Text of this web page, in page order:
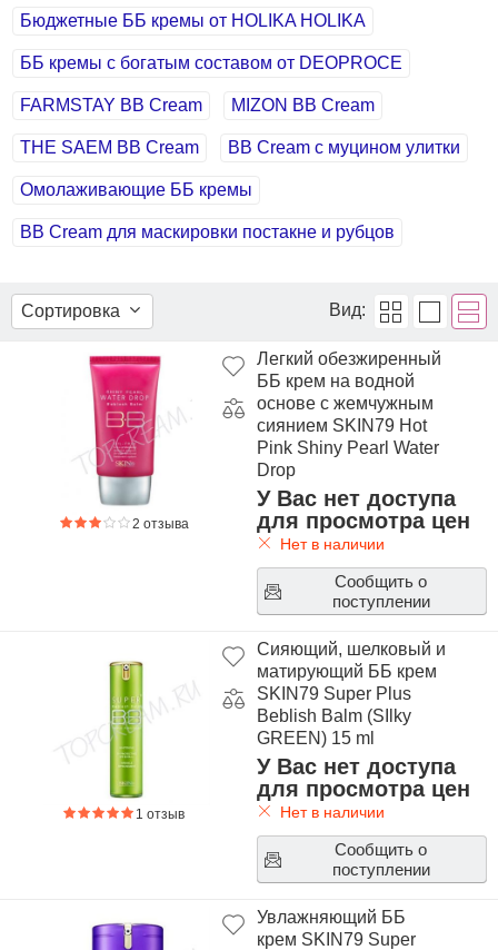
Бюджетные ББ кремы от HOLIKA HOLIKA
ББ кремы с богатым составом от DEOPROCE
FARMSTAY BB Cream MIZON BB Cream
THE SAEM BB Cream BB Cream с муцином улитки
Омолаживающие ББ кремы
BB Cream для маскировки постакне и рубцов
Сортировка Вид:
2 отзыва
Легкий обезжиренный
ББ крем на водной
основе с жемчужным
сиянием SKIN79 Hot
Pink Shiny Pearl Water
Drop
У Вас нет доступа
для просмотра цен
Нет в наличии
Сообщить о
поступлении
1 отзыв
Сияющий, шелковый и
матирующий ББ крем
SKIN79 Super Plus
Beblish Balm (SIlky
GREEN) 15 ml
У Вас нет доступа
для просмотра цен
Нет в наличии
Сообщить о
поступлении
Увлажняющий ББ
крем SKIN79 Super